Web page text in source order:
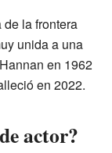
de la frontera
unida a una
en 1962
en 2022.
actor?